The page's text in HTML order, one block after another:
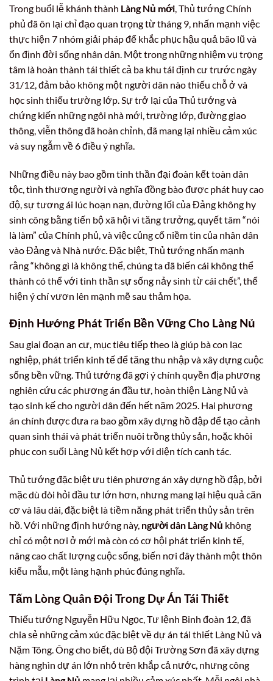
Trong buổi lễ khánh thành Làng Nủ mới , Thủ tướng Chính
phủ đã ôn lại chỉ đạo quan trọng từ tháng 9, nhấn mạnh việc
thực hiện 7 nhóm giải pháp để khắc phục hậu quả bão lũ và
ổn định đời sống nhân dân. Một trong những nhiệm vụ trọng
tâm là hoàn thành tái thiết cả ba khu tái định cư trước ngày
31/12, đảm bảo không một người dân nào thiếu chỗ ở và
học sinh thiếu trường lớp. Sự trở lại của Thủ tướng và
chứng kiến những ngôi nhà mới, trường lớp, đường giao
thông, viễn thông đã hoàn chỉnh, đã mang lại nhiều cảm xúc
và suy ngẫm về 6 điều ý nghĩa.
Những điều này bao gồm tinh thần đại đoàn kết toàn dân
tộc, tình thương người và nghĩa đồng bào được phát huy cao
độ, sự tương ái lúc hoạn nạn, đường lối của Đảng không hy
sinh công bằng tiến bộ xã hội vì tăng trưởng, quyết tâm “nói
là làm” của Chính phủ, và việc củng cố niềm tin của nhân dân
vào Đảng và Nhà nước. Đặc biệt, Thủ tướng nhấn mạnh
rằng “không gì là không thể, chúng ta đã biến cái không thể
thành có thể với tinh thần sự sống nảy sinh từ cái chết”, thể
hiện ý chí vươn lên mạnh mẽ sau thảm họa.
Định Hướng Phát Triển Bền Vững Cho Làng Nủ
Sau giai đoạn an cư, mục tiêu tiếp theo là giúp bà con lạc
nghiệp, phát triển kinh tế để tăng thu nhập và xây dựng cuộc
sống bền vững. Thủ tướng đã gợi ý chính quyền địa phương
nghiên cứu các phương án đầu tư, hoàn thiện Làng Nủ và
tạo sinh kế cho người dân đến hết năm 2025. Hai phương
án chính được đưa ra bao gồm xây dựng hồ đập để tạo cảnh
quan sinh thái và phát triển nuôi trồng thủy sản, hoặc khôi
phục con suối Làng Nủ kết hợp với diện tích canh tác.
Thủ tướng đặc biệt ưu tiên phương án xây dựng hồ đập, bởi
mặc dù đòi hỏi đầu tư lớn hơn, nhưng mang lại hiệu quả căn
cơ và lâu dài, đặc biệt là tiềm năng phát triển thủy sản trên
hồ. Với những định hướng này, người dân Làng Nủ không
chỉ có một nơi ở mới mà còn có cơ hội phát triển kinh tế,
nâng cao chất lượng cuộc sống, biến nơi đây thành một thôn
kiểu mẫu, một làng hạnh phúc đúng nghĩa.
Tấm Lòng Quân Đội Trong Dự Án Tái Thiết
Thiếu tướng Nguyễn Hữu Ngọc, Tư lệnh Binh đoàn 12, đã
chia sẻ những cảm xúc đặc biệt về dự án tái thiết Làng Nủ và
Nặm Tông. Ông cho biết, dù Bộ đội Trường Sơn đã xây dựng
hàng nghìn dự án lớn nhỏ trên khắp cả nước, nhưng công